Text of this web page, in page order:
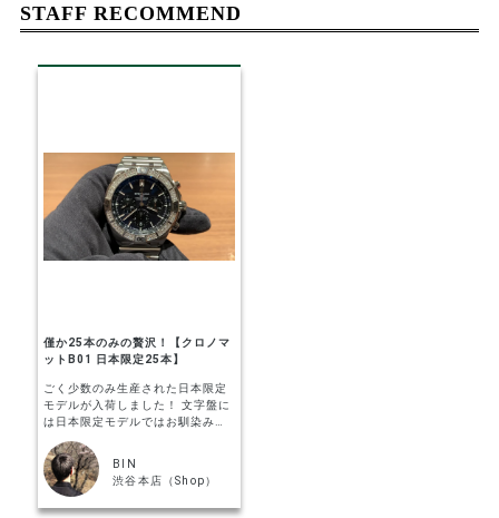
STAFF RECOMMEND
僅か25本のみの贅沢！【クロノマ
ットB01 日本限定25本】
ごく少数のみ生産された日本限定
モデルが入荷しました！ 文字盤に
は日本限定モデルではお馴染みの
ブラックシェルを採用していま
す。 ベゼルのダイヤモンドとブラ
ックシェルの質感が分かり易いか
と思い、動画で撮影してみました
が如何でしょうか。 25名のオーナ
渋谷本店（Shop）
BIN